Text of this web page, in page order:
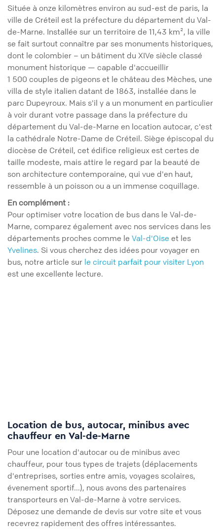
Située à onze kilomètres environ au sud-est de paris, la
ville de Créteil est la préfecture du département du Val-
de-Marne. Installée sur un territoire de 11,43 km², la ville
se fait surtout connaître par ses monuments historiques,
dont le colombier – un bâtiment du XIVe siècle classé
monument historique — capable d'accueillir
1 500 couples de pigeons et le château des Mèches, une
villa de style italien datant de 1863, installée dans le
parc Dupeyroux. Mais s'il y a un monument en particulier
à voir durant votre passage dans la préfecture du
département du Val-de-Marne en location autocar, c'est
la cathédrale Notre-Dame de Créteil. Siège épiscopal du
diocèse de Créteil, cet édifice religieux est certes de
taille modeste, mais attire le regard par la beauté de
son architecture contemporaine, qui vue d'en haut,
ressemble à un poisson ou a un immense coquillage.
En complément :
Pour optimiser votre location de bus dans le Val-de-
Marne, comparez également avec nos services dans les
départements proches comme le Val-d'Oise et les
Yvelines. Si vous cherchez des idées pour voyager en
bus, notre article sur le circuit parfait pour visiter Lyon
est une excellente lecture.
Location de bus, autocar, minibus avec
chauffeur en Val-de-Marne
Pour une location d'autocar ou de minibus avec
chauffeur, pour tous types de trajets (déplacements
d'entreprises, sorties entre amis, voyages scolaires,
évenement sportif...), nous avons des partenaires
transporteurs en Val-de-Marne à votre services.
Déposez une demande de devis sur votre site et vous
recevrez rapidement des offres intéressantes.